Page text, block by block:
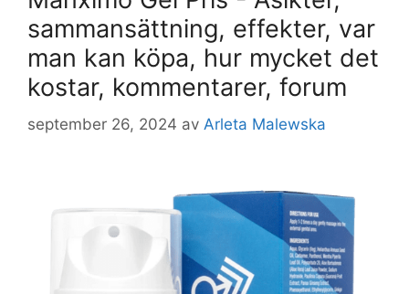
sammansättning, effekter, var
man kan köpa, hur mycket det
kostar, kommentarer, forum
september 26, 2024 av Arleta Malewska